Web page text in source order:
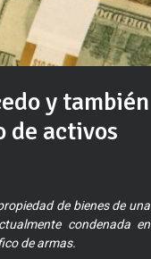
y también
de activos
de bienes de una
condenada en
de armas.